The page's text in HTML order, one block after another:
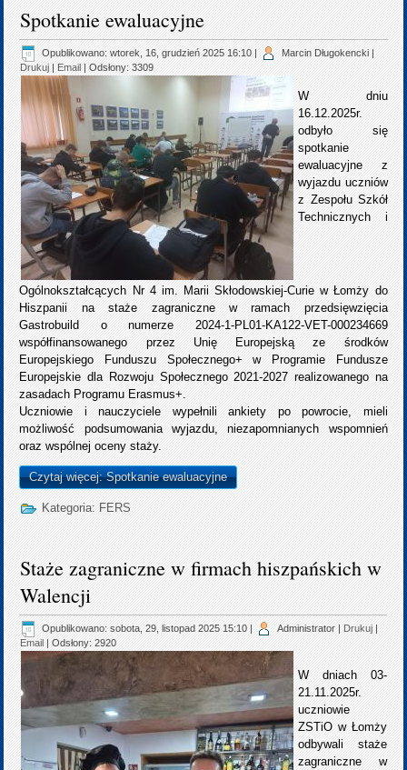
Spotkanie ewaluacyjne
Opublikowano: wtorek, 16, grudzień 2025 16:10 | Marcin Długokencki |
Drukuj |Email | Odsłony: 3309
W dniu
16.12.2025r.
odbyło się
spotkanie
ewaluacyjne z
wyjazdu uczniów
z Zespołu Szkół
Technicznych i
Ogólnokształcących Nr 4 im. Marii Skłodowskiej-Curie w Łomży do
Hiszpanii na staże zagraniczne w ramach przedsięwzięcia
Gastrobuild o numerze 2024-1-PL01-KA122-VET-000234669
współfinansowanego przez Unię Europejską ze środków
Europejskiego Funduszu Społecznego+ w Programie Fundusze
Europejskie dla Rozwoju Społecznego 2021-2027 realizowanego na
zasadach Programu Erasmus+.
Uczniowie i nauczyciele wypełnili ankiety po powrocie, mieli
możliwość podsumowania wyjazdu, niezapomnianych wspomnień
oraz wspólnej oceny staży.
Czytaj więcej: Spotkanie ewaluacyjne
Kategoria: FERS
Staże zagraniczne w firmach hiszpańskich w
Walencji
Opublikowano: sobota, 29, listopad 2025 15:10 | Administrator | Drukuj |
Email | Odsłony: 2920
W dniach 03-
21.11.2025r.
uczniowie
ZSTiO w Łomży
odbywali staże
zagraniczne w